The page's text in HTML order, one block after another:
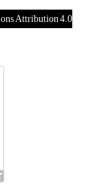
Attribution 4.0